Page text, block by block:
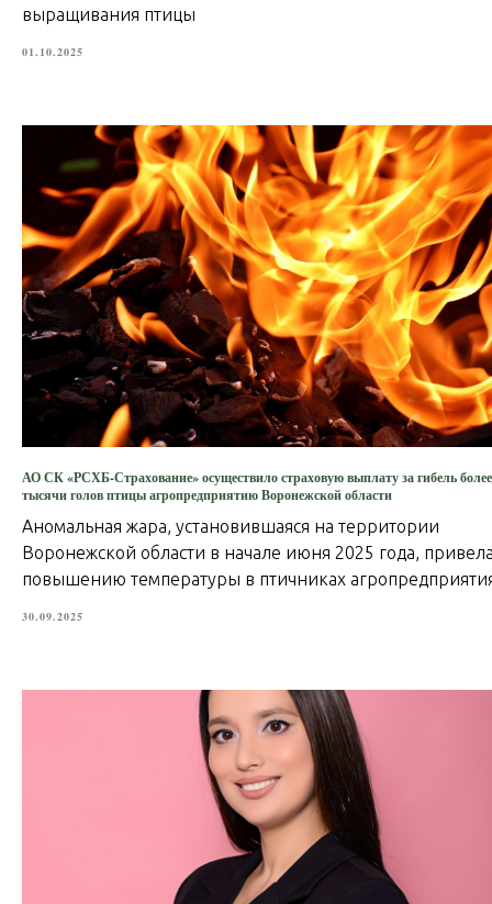
выращивания птицы
01.10.2025
АО СК «РСХБ-Страхование» осуществило страховую выплату за гибель
тысячи голов птицы агропредприятию Воронежской области
Аномальная жара, установившаяся на территории
Воронежской области в начале июня 2025 года,
повышению температуры в птичниках
30.09.2025